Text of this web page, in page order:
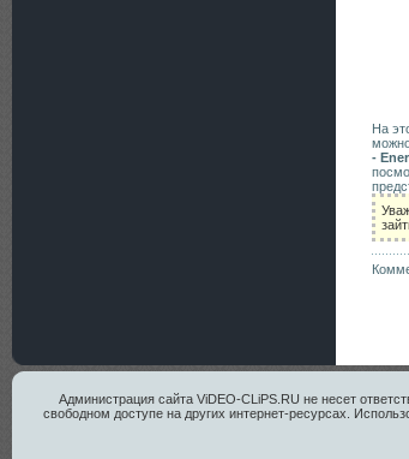
На
-
Администрация сайта ViDEO-CLiPS.RU не несет
свободном доступе на других интернет-ресурсах.